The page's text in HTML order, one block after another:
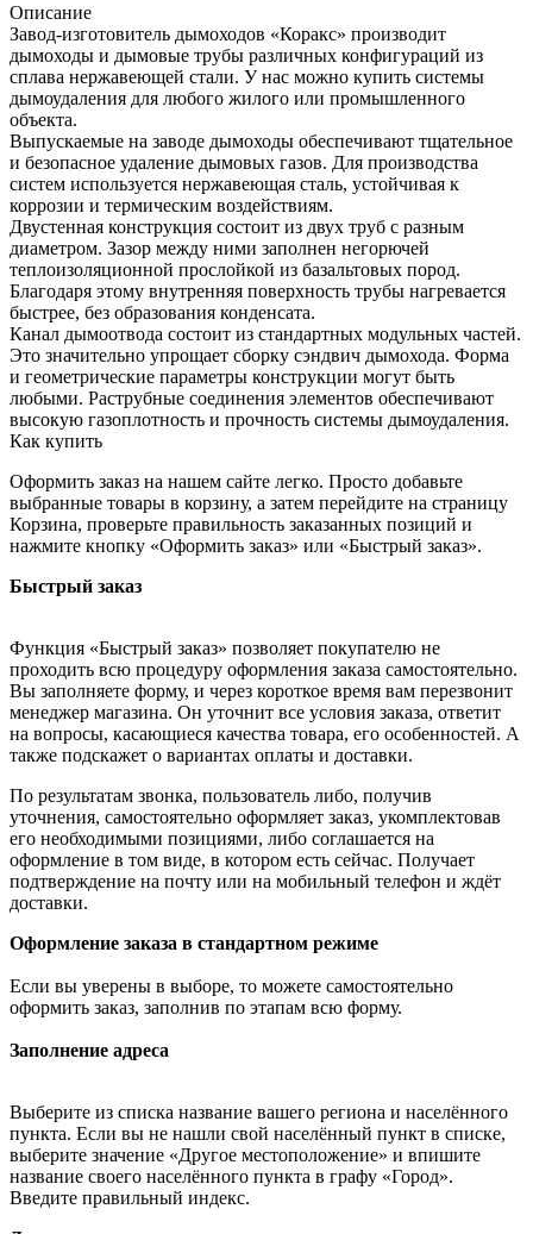
Описание
Завод-изготовитель дымоходов «Коракс» производит
дымоходы и дымовые трубы различных конфигураций из
сплава нержавеющей стали. У нас можно купить системы
дымоудаления для любого жилого или промышленного
объекта.
Выпускаемые на заводе дымоходы обеспечивают тщательное
и безопасное удаление дымовых газов. Для производства
систем используется нержавеющая сталь, устойчивая к
коррозии и термическим воздействиям.
Двустенная конструкция состоит из двух труб с разным
диаметром. Зазор между ними заполнен негорючей
теплоизоляционной прослойкой из базальтовых пород.
Благодаря этому внутренняя поверхность трубы нагревается
быстрее, без образования конденсата.
Канал дымоотвода состоит из стандартных модульных частей.
Это значительно упрощает сборку сэндвич дымохода. Форма
и геометрические параметры конструкции могут быть
любыми. Раструбные соединения элементов обеспечивают
высокую газоплотность и прочность системы дымоудаления.
Как купить
Оформить заказ на нашем сайте легко. Просто добавьте
выбранные товары в корзину, а затем перейдите на страницу
Корзина, проверьте правильность заказанных позиций и
нажмите кнопку «Оформить заказ» или «Быстрый заказ».
Быстрый заказ
Функция «Быстрый заказ» позволяет покупателю не
проходить всю процедуру оформления заказа самостоятельно.
Вы заполняете форму, и через короткое время вам перезвонит
менеджер магазина. Он уточнит все условия заказа, ответит
на вопросы, касающиеся качества товара, его особенностей. А
также подскажет о вариантах оплаты и доставки.
По результатам звонка, пользователь либо, получив
уточнения, самостоятельно оформляет заказ, укомплектовав
его необходимыми позициями, либо соглашается на
оформление в том виде, в котором есть сейчас. Получает
подтверждение на почту или на мобильный телефон и ждёт
доставки.
Оформление заказа в стандартном режиме
Если вы уверены в выборе, то можете самостоятельно
оформить заказ, заполнив по этапам всю форму.
Заполнение адреса
Выберите из списка название вашего региона и населённого
пункта. Если вы не нашли свой населённый пункт в списке,
выберите значение «Другое местоположение» и впишите
название своего населённого пункта в графу «Город».
Введите правильный индекс.